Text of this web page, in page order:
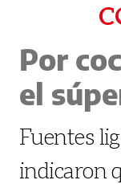
Por
el
Fuentes
indicaron